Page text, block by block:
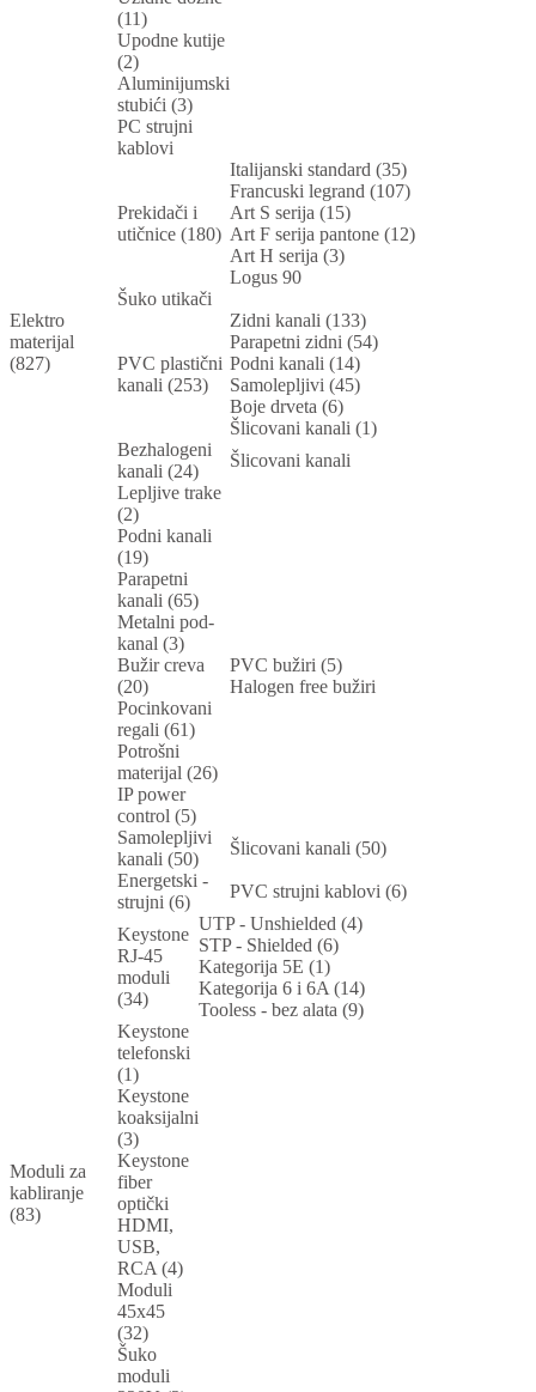
Elektro
materijal
(827)
(11)
Upodne kutije
(2)
Aluminijumski
stubići (3)
PC strujni
kablovi
Prekidači i
utičnice (180)
Italijanski standard (35)
Francuski legrand (107)
Art S serija (15)
Art F serija pantone (12)
Art H serija (3)
Logus 90
Šuko utikači
PVC plastični
kanali (253)
Zidni kanali (133)
Parapetni zidni (54)
Podni kanali (14)
Samolepljivi (45)
Boje drveta (6)
Šlicovani kanali (1)
Bezhalogeni
kanali (24)
Šlicovani kanali
Lepljive trake
(2)
Podni kanali
(19)
Parapetni
kanali (65)
Metalni pod-
kanal (3)
Bužir creva
(20)
PVC bužiri (5)
Halogen free bužiri
Pocinkovani
regali (61)
Potrošni
materijal (26)
IP power
control (5)
Samolepljivi
kanali (50)
Šlicovani kanali (50)
Energetski -
strujni (6)
PVC strujni kablovi (6)
Moduli za
kabliranje
(83)
Keystone
RJ-45
moduli
(34)
UTP - Unshielded (4)
STP - Shielded (6)
Kategorija 5E (1)
Kategorija 6 i 6A (14)
Tooless - bez alata (9)
Keystone
telefonski
(1)
Keystone
koaksijalni
(3)
Keystone
fiber
optički
HDMI,
USB,
RCA (4)
Moduli
45x45
(32)
Šuko
moduli